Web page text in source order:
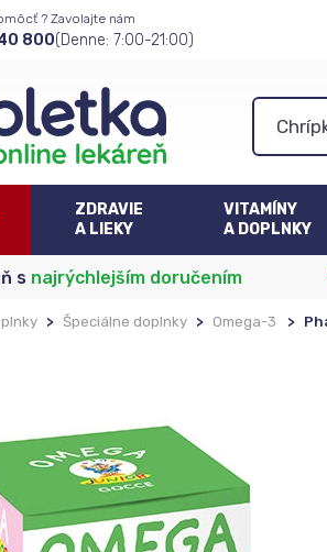
? Zavolajte nám
800(Denne: 7:00-21:00)
ZDRAVIE
A LIEKY
VITAMÍNY
A DOPLNKY
s najrýchlejším doručením
> Špeciálne doplnky > Omega-3 >